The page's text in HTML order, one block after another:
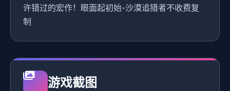
许错过的宏作！眼面起初始-沙漠追猎者不收费复
制
游戏截图